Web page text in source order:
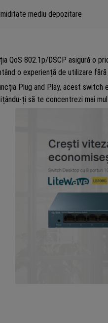
mediu depozitare
QoS 802.1p/DSCP asigură o
o experiență de utilizare
Plug and Play, acest switch
ți să te concentrezi mai